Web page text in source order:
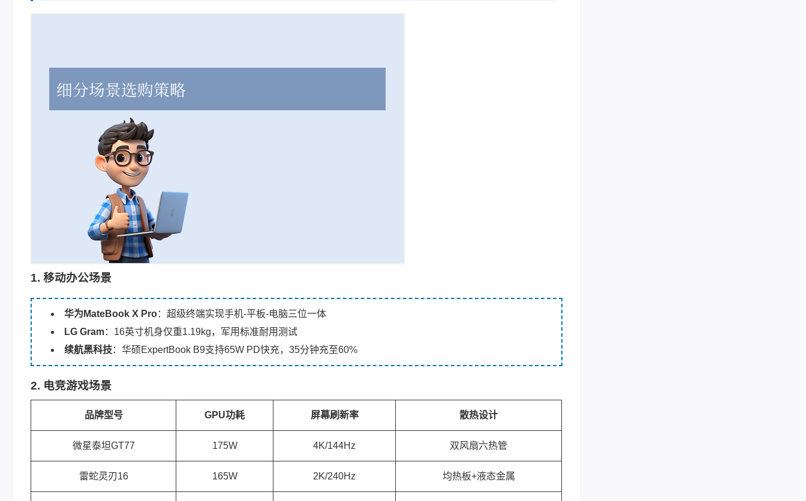
1. 移动办公场景
华为MateBook X Pro：超级终端实现手机-平板-电脑三位一体
LG Gram：16英寸机身仅重1.19kg，军用标准耐用测试
续航黑科技：华硕ExpertBook B9支持65W PD快充，35分钟充至60%
2. 电竞游戏场景
品牌型号 GPU功耗 屏幕刷新率 散热设计
微星泰坦GT77 175W 4K/144Hz 双风扇六热管
雷蛇灵刃16 165W 2K/240Hz 均热板+液态金属